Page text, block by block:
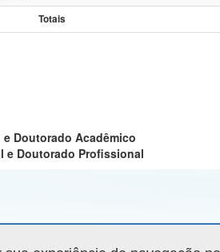
Totais
Doutorado Acadêmico
e Doutorado Profissional